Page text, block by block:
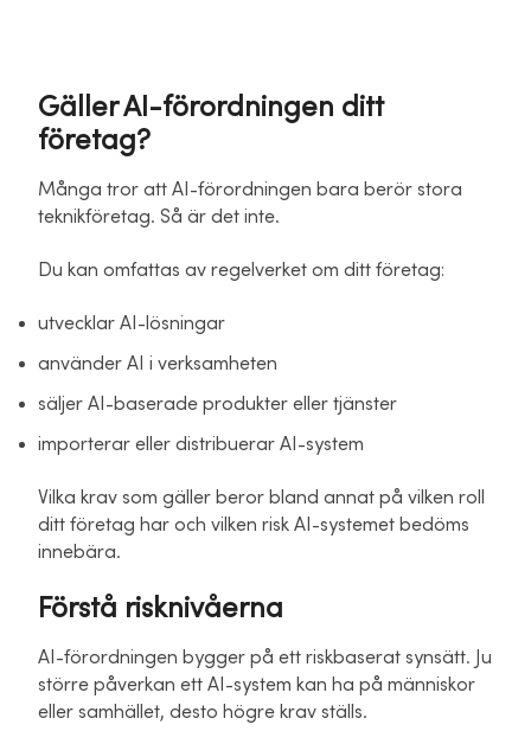
Gäller AI-förordningen ditt
företag?
Många tror att AI-förordningen bara berör stora
teknikföretag. Så är det inte.
Du kan omfattas av regelverket om ditt företag:
utvecklar AI-lösningar
använder AI i verksamheten
säljer AI-baserade produkter eller tjänster
importerar eller distribuerar AI-system
Vilka krav som gäller beror bland annat på vilken roll
ditt företag har och vilken risk AI-systemet bedöms
innebära.
Förstå risknivåerna
AI-förordningen bygger på ett riskbaserat synsätt. Ju
större påverkan ett AI-system kan ha på människor
eller samhället, desto högre krav ställs.